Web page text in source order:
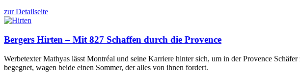
zur Detailseite
Bergers Hirten – Mit 827 Schaffen durch die Provence
Werbetexter Mathyas lässt Montréal und seine Karriere hinter sich, um in der Provence
begegnet, wagen beide einen Sommer, der alles von ihnen fordert.